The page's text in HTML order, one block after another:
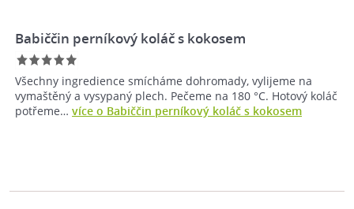
Babiččin perníkový koláč s kokosem
Všechny ingredience smícháme dohromady, vylijeme na
vymaštěný a vysypaný plech. Pečeme na 180 °C. Hotový koláč
potřeme… více o Babiččin perníkový koláč s kokosem